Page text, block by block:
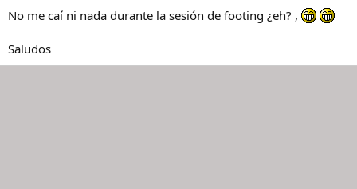
No me caí ni nada durante la sesión de footing ¿eh? ,
Saludos